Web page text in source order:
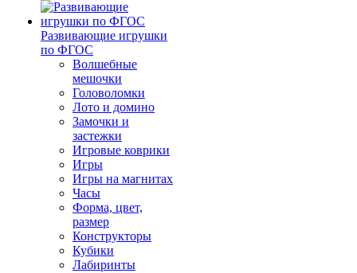
Развивающие игрушки
по ФГОС
Волшебные
мешочки
Головоломки
Лото и домино
Замочки и
застежки
Игровые коврики
Игры
Игры на магнитах
Часы
Форма, цвет,
размер
Конструкторы
Кубики
Лабиринты